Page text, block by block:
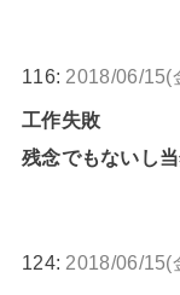
116: 2018/06/15(
工作失敗
残念でもないし
124: 2018/06/15(